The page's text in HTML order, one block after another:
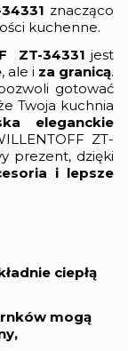
znacząco
kuchenne.
ZT-34331 jest
, ale i za granicą.
gotować
Twoja kuchnia
eleganckie
ZT-
prezent, dzięki
i lepsze
ciepłą
mogą